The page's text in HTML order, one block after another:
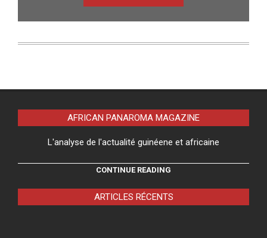
AFRICAN PANAROMA MAGAZINE
L'analyse de l'actualité guinéene et africaine
CONTINUE READING
ARTICLES RÉCENTS